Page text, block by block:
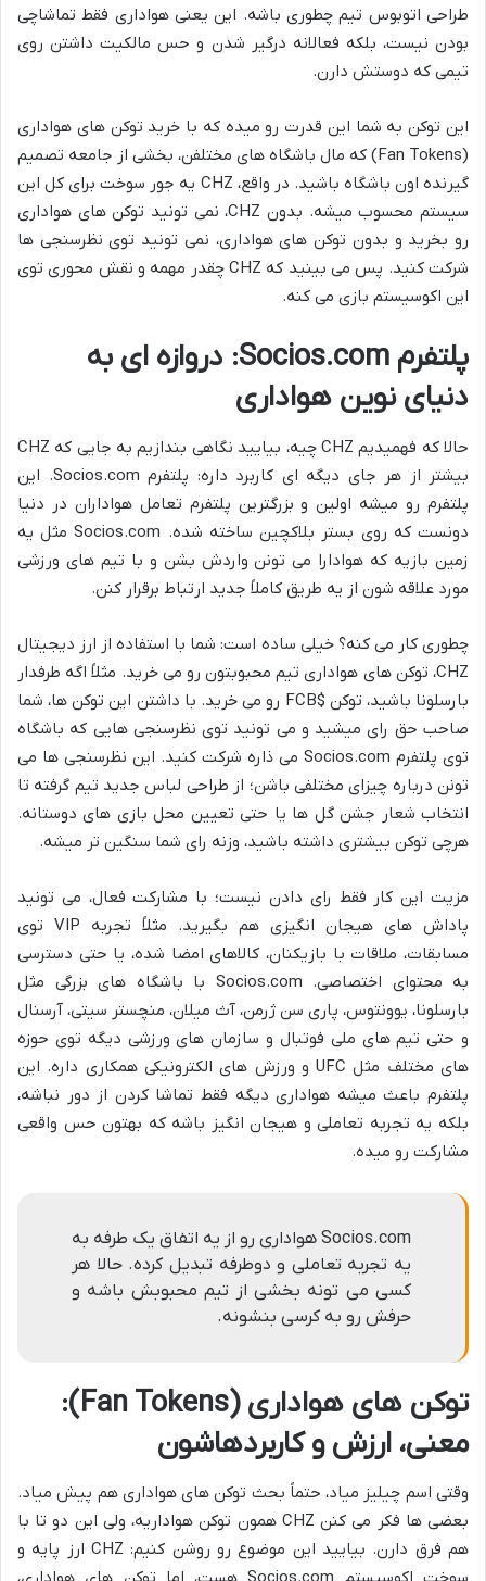
طراحی اتوبوس تیم چطوری باشه. این یعنی هواداری فقط تماشاچی
بودن نیست، بلکه فعالانه درگیر شدن و حس مالکیت داشتن روی
تیمی که دوستش دارن.
این توکن به شما این قدرت رو میده که با خرید توکن های هواداری
(Fan Tokens) که مال باشگاه های مختلفن، بخشی از جامعه تصمیم
گیرنده اون باشگاه باشید. در واقع، CHZ یه جور سوخت برای کل این
سیستم محسوب میشه. بدون CHZ، نمی تونید توکن های هواداری
رو بخرید و بدون توکن های هواداری، نمی تونید توی نظرسنجی ها
شرکت کنید. پس می بینید که CHZ چقدر مهمه و نقش محوری توی
این اکوسیستم بازی می کنه.
پلتفرم Socios.com: دروازه ای به
دنیای نوین هواداری
حالا که فهمیدیم CHZ چیه، بیایید نگاهی بندازیم به جایی که CHZ
بیشتر از هر جای دیگه ای کاربرد داره: پلتفرم Socios.com. این
پلتفرم رو میشه اولین و بزرگترین پلتفرم تعامل هواداران در دنیا
دونست که روی بستر بلاکچین ساخته شده. Socios.com مثل یه
زمین بازیه که هوادارا می تونن واردش بشن و با تیم های ورزشی
مورد علاقه شون از یه طریق کاملاً جدید ارتباط برقرار کنن.
چطوری کار می کنه؟ خیلی ساده است: شما با استفاده از ارز دیجیتال
CHZ، توکن های هواداری تیم محبوبتون رو می خرید. مثلاً اگه طرفدار
بارسلونا باشید، توکن $FCB رو می خرید. با داشتن این توکن ها، شما
صاحب حق رای میشید و می تونید توی نظرسنجی هایی که باشگاه
توی پلتفرم Socios.com می ذاره شرکت کنید. این نظرسنجی ها می
تونن درباره چیزای مختلفی باشن؛ از طراحی لباس جدید تیم گرفته تا
انتخاب شعار جشن گل ها یا حتی تعیین محل بازی های دوستانه.
هرچی توکن بیشتری داشته باشید، وزنه رای شما سنگین تر میشه.
مزیت این کار فقط رای دادن نیست؛ با مشارکت فعال، می تونید
پاداش های هیجان انگیزی هم بگیرید. مثلاً تجربه VIP توی
مسابقات، ملاقات با بازیکنان، کالاهای امضا شده، یا حتی دسترسی
به محتوای اختصاصی. Socios.com با باشگاه های بزرگی مثل
بارسلونا، یوونتوس، پاری سن ژرمن، آث میلان، منچستر سیتی، آرسنال
و حتی تیم های ملی فوتبال و سازمان های ورزشی دیگه توی حوزه
های مختلف مثل UFC و ورزش های الکترونیکی همکاری داره. این
پلتفرم باعث میشه هواداری دیگه فقط تماشا کردن از دور نباشه،
بلکه یه تجربه تعاملی و هیجان انگیز باشه که بهتون حس واقعی
مشارکت رو میده.
Socios.com هواداری رو از یه اتفاق یک طرفه به
یه تجربه تعاملی و دوطرفه تبدیل کرده. حالا هر
کسی می تونه بخشی از تیم محبوبش باشه و
حرفش رو به کرسی بنشونه.
توکن های هواداری (Fan Tokens):
معنی، ارزش و کاربردهاشون
وقتی اسم چیلیز میاد، حتماً بحث توکن های هواداری هم پیش میاد.
بعضی ها فکر می کنن CHZ همون توکن هواداریه، ولی این دو تا با
هم فرق دارن. بیایید این موضوع رو روشن کنیم: CHZ ارز پایه و